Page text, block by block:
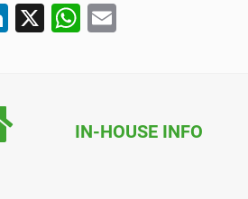
Li
dI
X
W
A
IN-HOUSE INFO